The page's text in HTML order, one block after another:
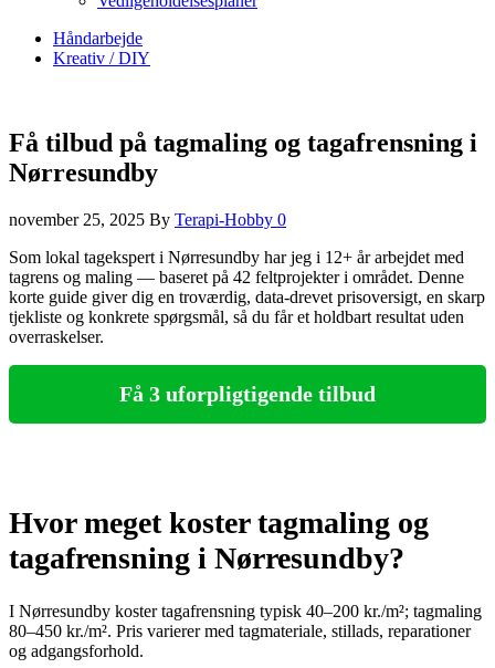
Håndarbejde
Kreativ / DIY
Få tilbud på tagmaling og tagafrensning i
Nørresundby
november 25, 2025 By Terapi-Hobby 0
Som lokal tagekspert i Nørresundby har jeg i 12+ år arbejdet med
tagrens og maling — baseret på 42 feltprojekter i området. Denne
korte guide giver dig en troværdig, data-drevet prisoversigt, en skarp
tjekliste og konkrete spørgsmål, så du får et holdbart resultat uden
overraskelser.
Få 3 uforpligtigende tilbud
Hvor meget koster tagmaling og
tagafrensning i Nørresundby?
I Nørresundby koster tagafrensning typisk 40–200 kr./m²; tagmaling
80–450 kr./m². Pris varierer med tagmateriale, stillads, reparationer
og adgangsforhold.